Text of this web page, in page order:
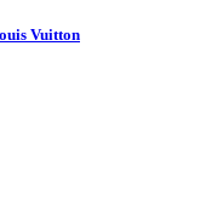
Vuitton